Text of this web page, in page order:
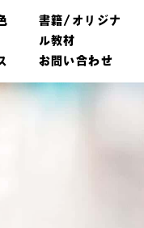
書籍/オリジナ
ル教材
お問い合わせ